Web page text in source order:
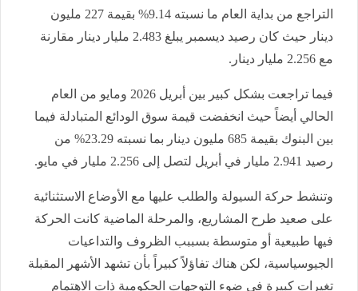
التراجع من بداية العام ما نسبته 9.14% بقيمة 227 مليون
دينار حيث كان رصيد ديسمبر يبلغ 2.483 مليار دينار مقارنة
مع 2.256 مليار دينار.
فيما تراجعت بشكل كبير بين أبريل 2026 ومايو من العام
الحالي أيضاً حيث انخفضت قيمة سوق الودائع المتبادلة فيما
بين البنوك بقيمة 685 مليون دينار بما نسبته 23.29% من
رصيد 2.941 مليار في أبريل لتصل إلى 2.256 مليار في مايو.
وتنشط حركة السيولة والطلب عليها مع الأوضاع الاستثنائية
على صعيد طرح المشاريع، والمرحلة الماضية كانت الحركة
فيها طبيعية أو متوسطة بسببب الظروف والتداعيات
الجيوسياسية، لكن هناك تفاؤلاً كبيراً بأن تشهد الأشهر المقبلة
تغيرات كبيرة في ضوء التوجهات الحكومية ذات الاهتمام